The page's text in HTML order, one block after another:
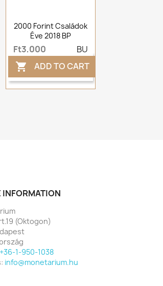
2000 Forint Családok
Éve 2018 BP
Ft3,000 BU
 ADD TO CART
INFORMATION
(Oktogon)
+36-1-950-1038
info@monetarium.hu